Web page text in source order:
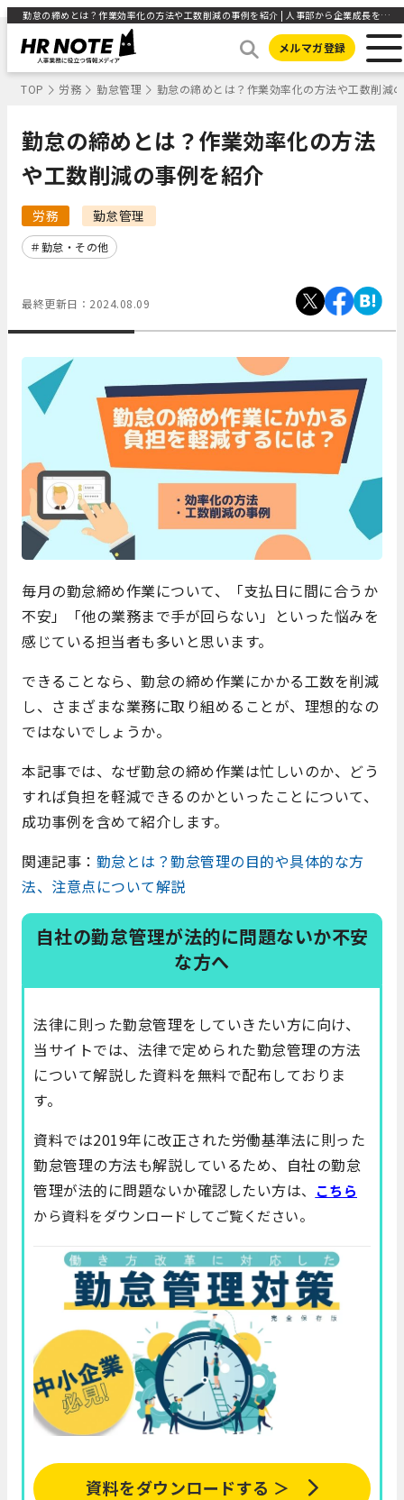
勤怠の締めとは？作業効率化の方法や工数削減の事例を紹介 | 人事部から企業成長を応援するメディアHR NOTE
メルマガ登録
TOP 労務 勤怠管理 勤怠の締めとは？作業効率化の方法や工数削減
勤怠の締めとは？作業効率化の方法
や工数削減の事例を紹介
労務 勤怠管理
勤怠・その他
最終更新日： 2024.08.09
毎月の勤怠締め作業について、「支払日に間に合うか
不安」「他の業務まで手が回らない」といった悩みを
感じている担当者も多いと思います。
できることなら、勤怠の締め作業にかかる工数を削減
し、さまざまな業務に取り組めることが、理想的なの
ではないでしょうか。
本記事では、なぜ勤怠の締め作業は忙しいのか、どう
すれば負担を軽減できるのかといったことについて、
成功事例を含めて紹介します。
関連記事： 勤怠とは？勤怠管理の目的や具体的な方
法、注意点について解説
自社の勤怠管理が法的に問題ないか不安
な方へ
法律に則った勤怠管理をしていきたい方に向け、
当サイトでは、法律で定められた勤怠管理の方法
について解説した資料を無料で配布しておりま
す。
資料では2019年に改正された労働基準法に則った
勤怠管理の方法も解説しているため、自社の勤怠
管理が法的に問題ないか確認したい方は、
こちら
から資料をダウンロードしてご覧ください。
資料をダウンロードする ＞